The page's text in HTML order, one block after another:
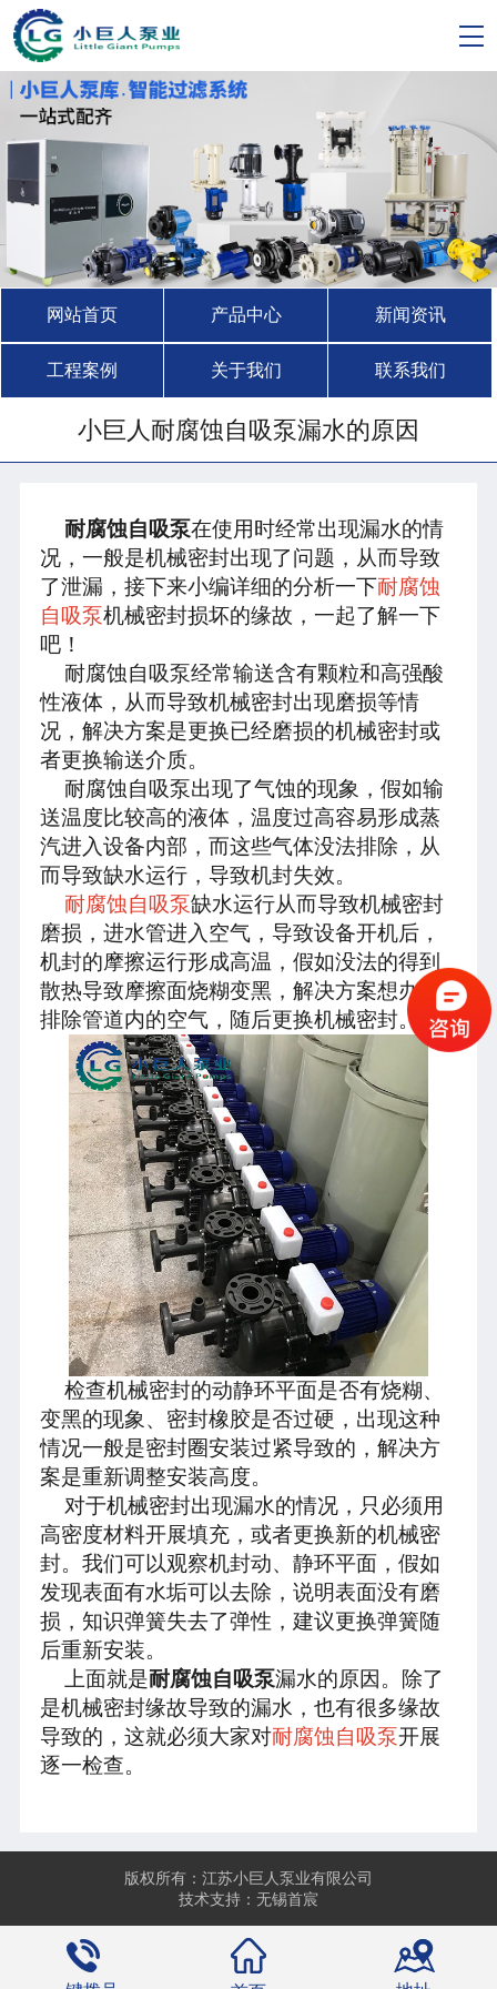
网站首页 产品中心 新闻资讯
工程案例 关于我们 联系我们
小巨人耐腐蚀自吸泵漏水的原因
耐腐蚀自吸泵在使用时经常出现漏水的情
况，一般是机械密封出现了问题，从而导致
了泄漏，接下来小编详细的分析一下耐腐蚀
自吸泵机械密封损坏的缘故，一起了解一下
吧！
耐腐蚀自吸泵经常输送含有颗粒和高强酸
性液体，从而导致机械密封出现磨损等情
况，解决方案是更换已经磨损的机械密封或
者更换输送介质。
耐腐蚀自吸泵出现了气蚀的现象，假如输
送温度比较高的液体，温度过高容易形成蒸
汽进入设备内部，而这些气体没法排除，从
而导致缺水运行，导致机封失效。
耐腐蚀自吸泵缺水运行从而导致机械密封
磨损，进水管进入空气，导致设备开机后，
机封的摩擦运行形成高温，假如没法的得到
散热导致摩擦面烧糊变黑，解决方案想办法
排除管道内的空气，随后更换机械密封。
检查机械密封的动静环平面是否有烧糊、
变黑的现象、密封橡胶是否过硬，出现这种
情况一般是密封圈安装过紧导致的，解决方
案是重新调整安装高度。
对于机械密封出现漏水的情况，只必须用
高密度材料开展填充，或者更换新的机械密
封。我们可以观察机封动、静环平面，假如
发现表面有水垢可以去除，说明表面没有磨
损，知识弹簧失去了弹性，建议更换弹簧随
后重新安装。
上面就是耐腐蚀自吸泵漏水的原因。除了
是机械密封缘故导致的漏水，也有很多缘故
导致的，这就必须大家对耐腐蚀自吸泵开展
逐一检查。
版权所有：江苏小巨人泵业有限公司
技术支持：无锡首宸